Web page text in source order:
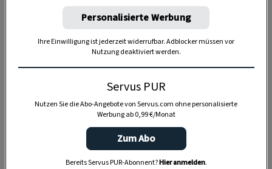
Personalisierte Werbung
Ihre Einwilligung ist jederzeit widerrufbar. Adblocker müssen vor
Nutzung deaktiviert werden.
Servus PUR
Nutzen Sie die Abo-Angebote von Servus.com ohne personalisierte
Werbung ab 0,99 €/Monat
Zum Abo
Bereits Servus PUR-Abonnent?Hier anmelden.